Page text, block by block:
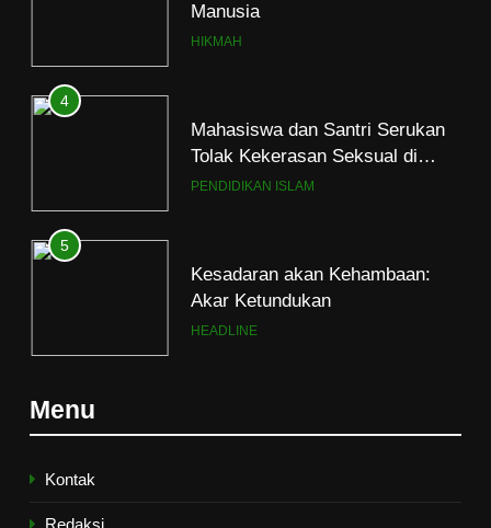
Manusia
HIKMAH
4
Mahasiswa dan Santri Serukan
Tolak Kekerasan Seksual di
Lingkungan Kampus dan
PENDIDIKAN ISLAM
5
Kesadaran akan Kehambaan:
Akar Ketundukan
HEADLINE
Kebutuhan versus Keinginan
Menu
Kontak